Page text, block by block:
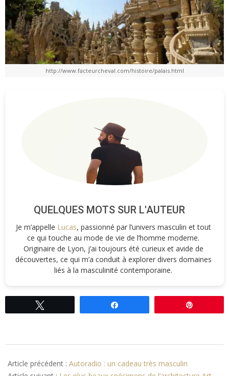
http://www.facteurcheval.com/histoire/palais.html
QUELQUES MOTS SUR L'AUTEUR
Je m’appelle Lucas, passionné par l’univers masculin et tout
ce qui touche au mode de vie de l’homme moderne.
Originaire de Lyon, j’ai toujours été curieux et avide de
découvertes, ce qui m’a conduit à explorer divers domaines
liés à la masculinité contemporaine.
07-
Article précédent : Autoradio : un cadeau très masculin